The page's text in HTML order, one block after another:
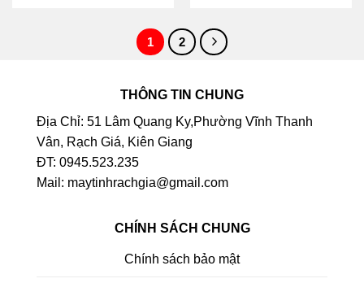
1 2
THÔNG TIN CHUNG
Địa Chỉ: 51 Lâm Quang Ky,Phường Vĩnh Thanh
Vân, Rạch Giá, Kiên Giang
ĐT: 0945.523.235
Mail: maytinhrachgia@gmail.com
CHÍNH SÁCH CHUNG
Chính sách bảo mật